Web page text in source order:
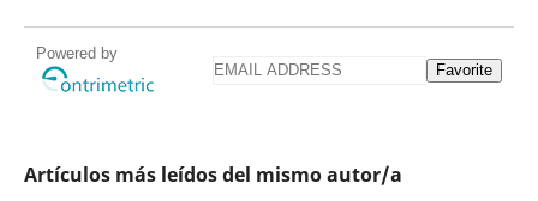
Powered by
Favorite
Artículos más leídos del mismo autor/a